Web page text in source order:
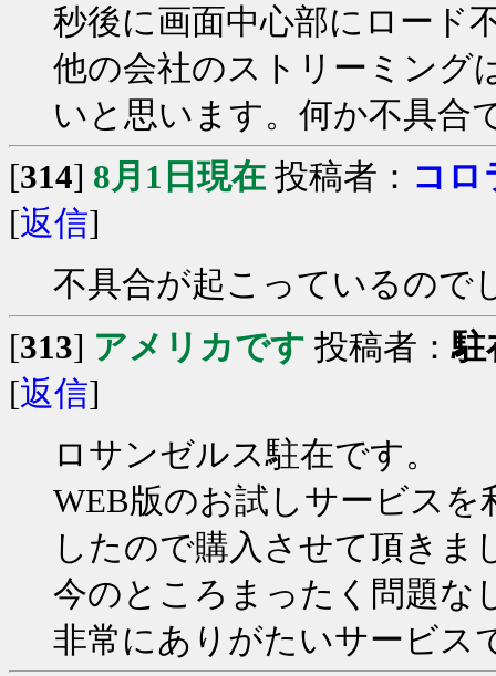
秒後に画面中心部にロード
他の会社のストリーミング
いと思います。何か不具合
[314] 8月1日現在 投稿者： コロ
[返信]
不具合が起こっているので
[313] アメリカです 投稿者：駐
[返信]
ロサンゼルス駐在です。
WEB版のお試しサービス
したので購入させて頂きま
今のところまったく問題な
非常にありがたいサービス